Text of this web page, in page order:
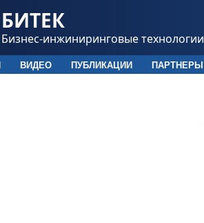
БИТЕК
Бизнес-инжиниринговые технологии
ВИДЕО ПУБЛИКАЦИИ ПАРТНЕРЫ